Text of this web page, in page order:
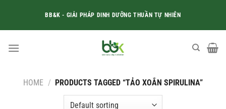
content
BB&K - GIẢI PHÁP DINH DƯỠNG THUẦN TỰ NHIÊN
HOME / PRODUCTS TAGGED “TẢO XOẮN SPIRULINA”